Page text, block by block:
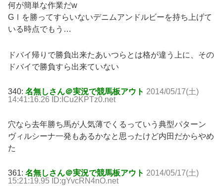
何が簡単な作業だw
GⅠを勝ってすらいないデニムアンドルビーを持ち上げて
いる時点でもう…
ドバイ帰りで勝負出来たあいつらとは格が違う上に、その
ドバイで勝負すら出来ていない
340: 名無しさん＠実況で競馬板アウト 2014/05/17(土)
14:41:16.26 ID:ICu2KPTz0.net
穴なら去年勝ち馬が人気薄でくるっていう典型パターン
ヴィルシーナ一発もあるかなと思ったけど内田だからやめ
た
361: 名無しさん＠実況で競馬板アウト 2014/05/17(土)
15:21:19.95 ID:gYvcRN4nO.net